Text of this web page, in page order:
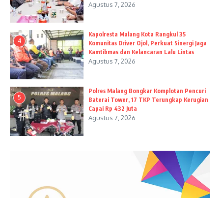
Agustus 7, 2026
4
Kapolresta Malang Kota Rangkul 35
Komunitas Driver Ojol, Perkuat Sinergi Jaga
Kamtibmas dan Kelancaran Lalu Lintas
Agustus 7, 2026
5
Polres Malang Bongkar Komplotan Pencuri
Baterai Tower, 17 TKP Terungkap Kerugian
Capai Rp 432 Juta
Agustus 7, 2026